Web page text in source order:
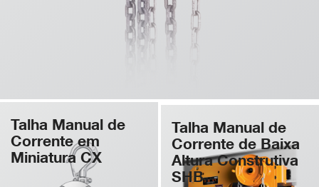
Talha Manual de
Corrente em
Miniatura CX
Talha de Corrente
Manual ATEX
Talha Manual de
Corrente de Baixa
Altura Construtiva
SHB